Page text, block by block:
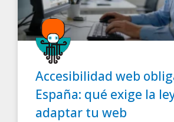
Accesibilidad web
España: qué exige la
adaptar tu web